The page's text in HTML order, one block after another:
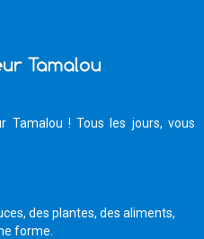
Tamalou ! Tous les jours, vous
des plantes, des aliments,
forme.